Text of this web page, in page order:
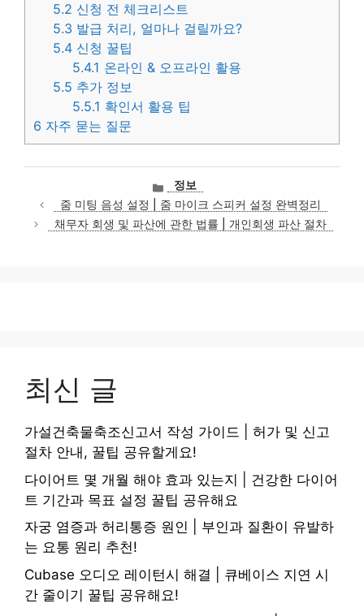
5.2 신청 전 체크리스트
5.3 발급 처리, 얼마나 걸릴까요?
5.4 신청 꿀팁
5.4.1 온라인 & 오프라인 활용
5.5 추가 정보
5.5.1 확인서 활용 팁
6 자주 묻는 질문
카
테
고
리
정보
줌 미팅 음성 설정 | 줌 마이크 스피커 설정 완벽정리
채무자 회생 및 파산에 관한 법률 | 개인회생 파산 절차
최신 글
가설건축물축조신고서 작성 가이드 | 허가 및 신고
절차 안내, 꿀팁 공유할게요!
다이어트 몇 개월 해야 효과 있는지 | 건강한 다이어
트 기간과 목표 설정 꿀팁 공유해요
자궁 염증과 허리통증 원인 | 부인과 질환이 유발하
는 요통 원리 추천!
Cubase 오디오 레이턴시 해결 | 큐베이스 지연 시
간 줄이기 꿀팁 공유해요!